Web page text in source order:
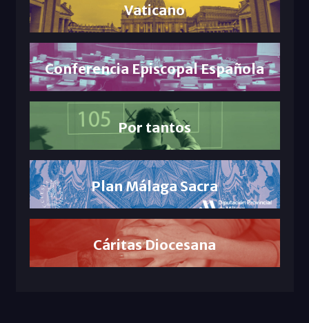
Vaticano
Conferencia Episcopal Española
Por tantos
Plan Málaga Sacra
Cáritas Diocesana